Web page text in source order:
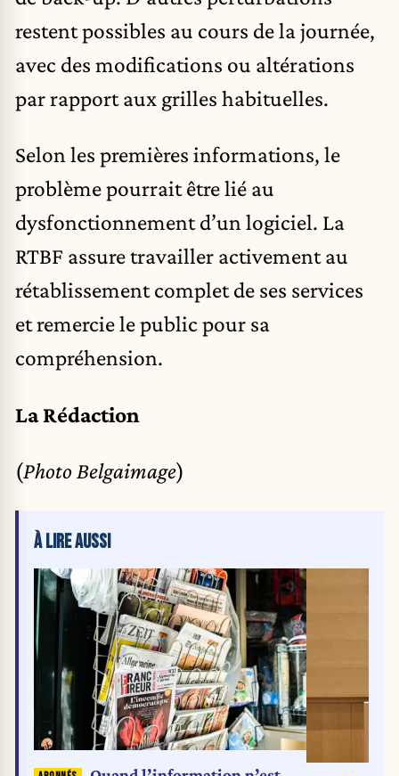
restent possibles au cours de la journée,
avec des modifications ou altérations
par rapport aux grilles habituelles.
Selon les premières informations, le
problème pourrait être lié au
dysfonctionnement d’un logiciel. La
RTBF assure travailler activement au
rétablissement complet de ses services
et remercie le public pour sa
compréhension.
La Rédaction
(Photo Belgaimage)
À LIRE AUSSI